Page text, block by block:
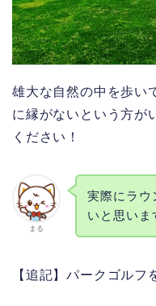
雄大な自然の中を歩い
に縁がないという方が
ください！
まる
実際にラウ
いと思いま
【追記】パークゴルフ